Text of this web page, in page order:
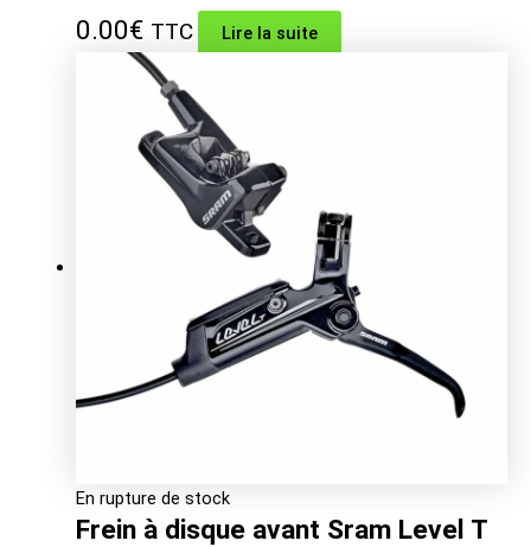
0.00€ TTC Lire la suite
En rupture de stock
Frein à disque avant Sram Level T